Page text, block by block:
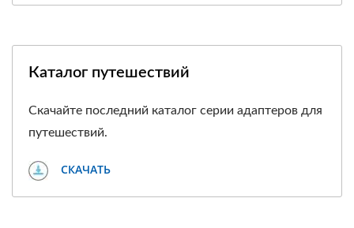
Каталог путешествий
Скачайте последний каталог серии адаптеров для
путешествий.
СКАЧАТЬ